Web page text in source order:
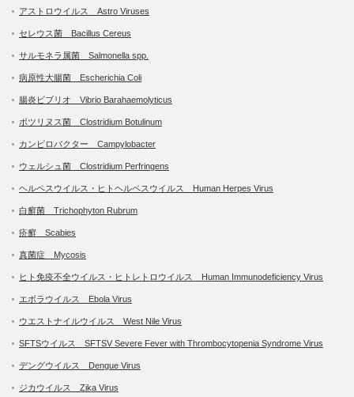
アストロウイルス Astro Viruses
セレウス菌 Bacillus Cereus
サルモネラ属菌 Salmonella spp.
病原性大腸菌 Escherichia Coli
腸炎ビブリオ Vibrio Barahaemolyticus
ボツリヌス菌 Clostridium Botulinum
カンピロバクター Campylobacter
ウェルシュ菌 Clostridium Perfringens
ヘルペスウイルス・ヒトヘルペスウイルス Human Herpes Virus
白癬菌 Trichophyton Rubrum
疥癬 Scabies
真菌症 Mycosis
ヒト免疫不全ウイルス・ヒトレトロウイルス Human Immunodeficiency Virus
エボラウイルス Ebola Virus
ウエストナイルウイルス West Nile Virus
SFTSウイルス SFTSV Severe Fever with Thrombocytopenia Syndrome Virus
デングウイルス Dengue Virus
ジカウイルス Zika Virus